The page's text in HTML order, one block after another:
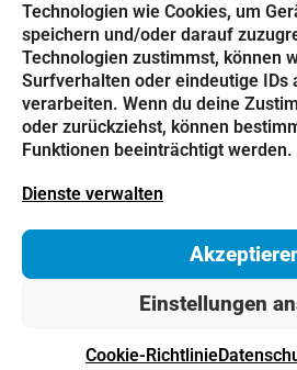
Technologien wie Cookies, um
speichern und/oder darauf
Technologien zustimmst, können
Surfverhalten oder eindeutige IDs
verarbeiten. Wenn du deine
oder zurückziehst, können
Funktionen beeinträchtigt werden.
Dienste verwalten
Einstellungen
Cookie-Richtlinie
Einrichtungen
Kindergarten
Schulen
Kirchen
Vereine
© 2026 Gemeinde
Datenschutz
Kontakt